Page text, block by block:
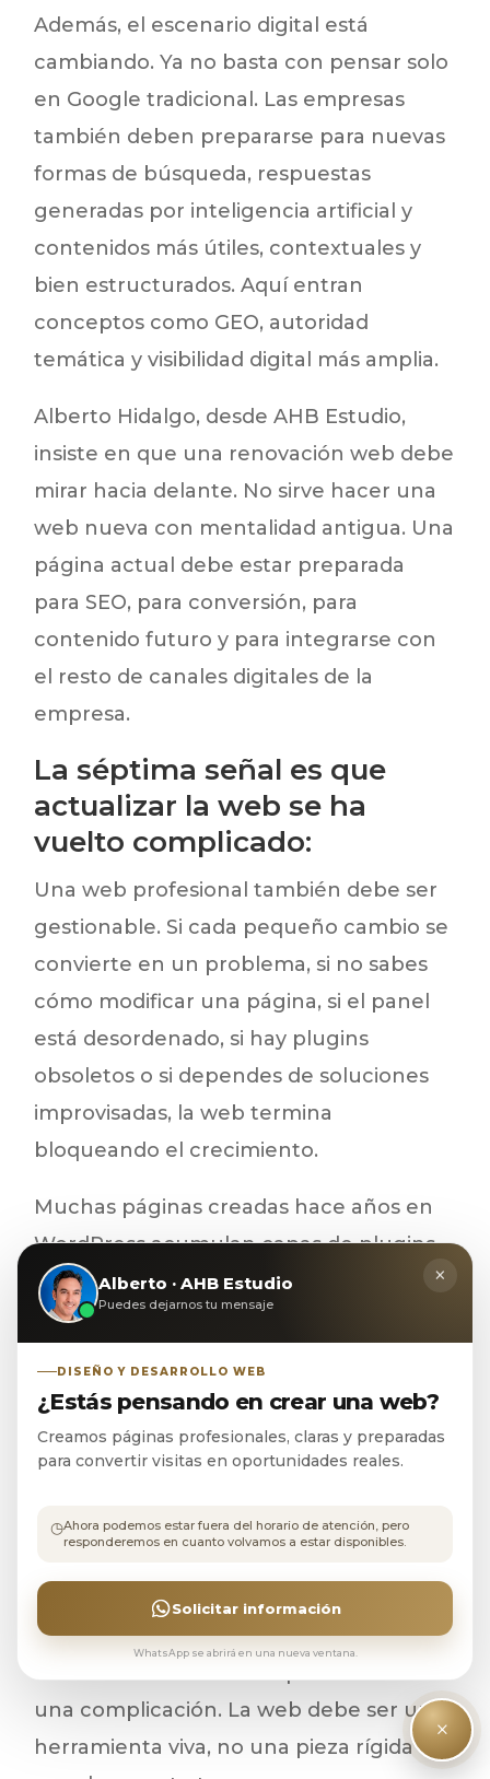
Además, el escenario digital está
cambiando. Ya no basta con pensar solo
en Google tradicional. Las empresas
también deben prepararse para nuevas
formas de búsqueda, respuestas
generadas por inteligencia artificial y
contenidos más útiles, contextuales y
bien estructurados. Aquí entran
conceptos como GEO, autoridad
temática y visibilidad digital más amplia.
Alberto Hidalgo, desde AHB Estudio,
insiste en que una renovación web debe
mirar hacia delante. No sirve hacer una
web nueva con mentalidad antigua. Una
página actual debe estar preparada
para SEO, para conversión, para
contenido futuro y para integrarse con
el resto de canales digitales de la
empresa.
La séptima señal es que
actualizar la web se ha
vuelto complicado:
Una web profesional también debe ser
gestionable. Si cada pequeño cambio se
convierte en un problema, si no sabes
cómo modificar una página, si el panel
está desordenado, si hay plugins
obsoletos o si dependes de soluciones
improvisadas, la web termina
bloqueando el crecimiento.
Muchas páginas creadas hace años en
WordPress acumulan capas de plugins,
constructores, plantillas antiguas y
ajustes que nadie recuerda. Esto puede
estabilidad y la facilidad de edición. En
algunos casos, renovar la web no solo
mejora la imagen, también mejora la
servicios, añadir contenidos, modificar
textos, publicar artículos y ajustar
una complicación. La web debe ser una
herramienta viva, no una pieza rígida
Alberto · AHB Estudio
Puedes dejarnos tu mensaje
×
DISEÑO Y DESARROLLO WEB
¿Estás pensando en crear una web?
Creamos páginas profesionales, claras y preparadas
para convertir visitas en oportunidades reales.
◷Ahora podemos estar fuera del horario de atención, pero
responderemos en cuanto volvamos a estar disponibles.
Solicitar información
WhatsApp se abrirá en una nueva ventana.
×